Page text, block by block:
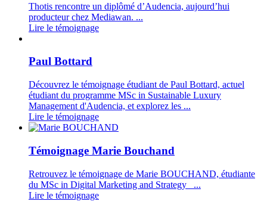
Thotis rencontre un diplômé d’Audencia, aujourd’hui
producteur chez Mediawan. ...
Lire le témoignage
Paul Bottard
Découvrez le témoignage étudiant de Paul Bottard, actuel
étudiant du programme MSc in Sustainable Luxury
Management d'Audencia, et explorez les ...
Lire le témoignage
Témoignage Marie Bouchand
Retrouvez le témoignage de Marie BOUCHAND, étudiante
du MSc in Digital Marketing and Strategy ...
Lire le témoignage